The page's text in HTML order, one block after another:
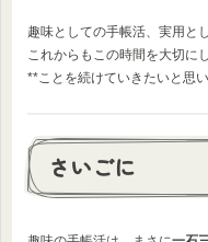
趣味としての手帳活、実用と
これからもこの時間を大切に
**ことを続けていきたいと思い
さいごに